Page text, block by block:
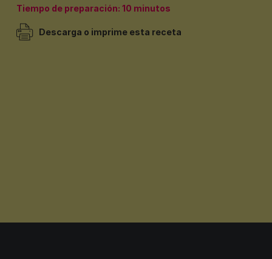
Tiempo de preparación: 10 minutos
Descarga o imprime esta receta